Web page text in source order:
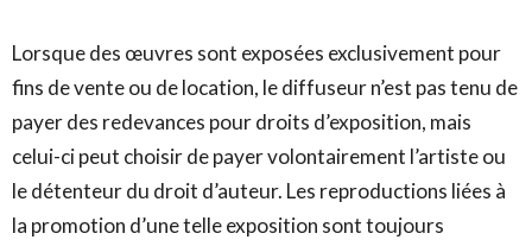
Lorsque des œuvres sont exposées exclusivement pour
fins de vente ou de location, le diffuseur n’est pas tenu de
payer des redevances pour droits d’exposition, mais
celui-ci peut choisir de payer volontairement l’artiste ou
le détenteur du droit d’auteur. Les reproductions liées à
la promotion d’une telle exposition sont toujours